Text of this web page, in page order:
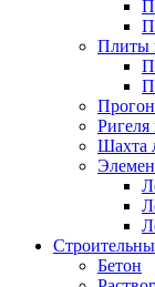
Плиты
Шахта
Бетон